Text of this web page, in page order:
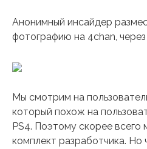
Анонимный инсайдер
фотографию на 4chan,
Мы смотрим на
который похож на
PS4. Поэтому скорее
комплект разработчика. Но